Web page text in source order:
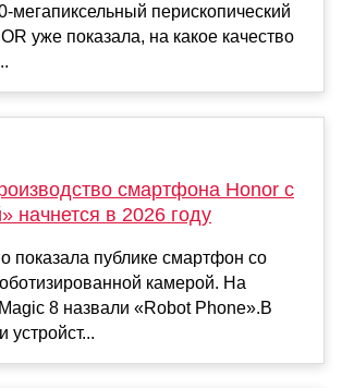
мегапиксельный перископический
уже показала, на какое качество
смартфона Honor с
начнется в 2026 году
показала публике смартфон со
камерой. На
8 назвали «Robot Phone».В
устройст...